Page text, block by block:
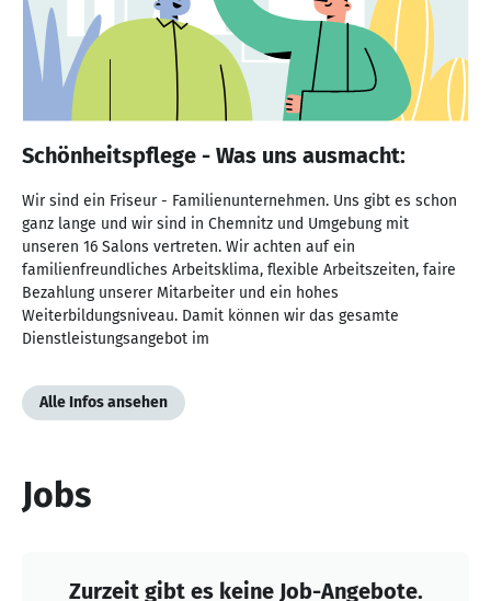
Schönheitspflege - Was uns ausmacht:
Wir sind ein Friseur - Familienunternehmen. Uns gibt es schon
ganz lange und wir sind in Chemnitz und Umgebung mit
unseren 16 Salons vertreten. Wir achten auf ein
familienfreundliches Arbeitsklima, flexible Arbeitszeiten, faire
Bezahlung unserer Mitarbeiter und ein hohes
Weiterbildungsniveau. Damit können wir das gesamte
Dienstleistungsangebot im
Alle Infos ansehen
Jobs
Zurzeit gibt es keine Job-Angebote.